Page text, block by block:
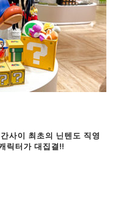
사이 최초의 닌텐도 직영
릭터가 대집결!!